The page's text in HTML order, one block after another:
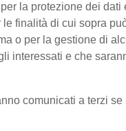
la protezione dei
finalità di cui sopra
o per la gestione di
interessati e che
comunicati a terzi